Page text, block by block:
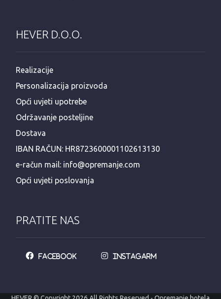
HEVER D.O.O.
Realizacije
Personalizacija proizvoda
Opći uvjeti upotrebe
Održavanje posteljine
Dostava
IBAN RAČUN: HR8723600001102613130
e-račun mail: info@opremanje.com
Opći uvjeti poslovanja
PRATITE NAS
Facebook Instagarm